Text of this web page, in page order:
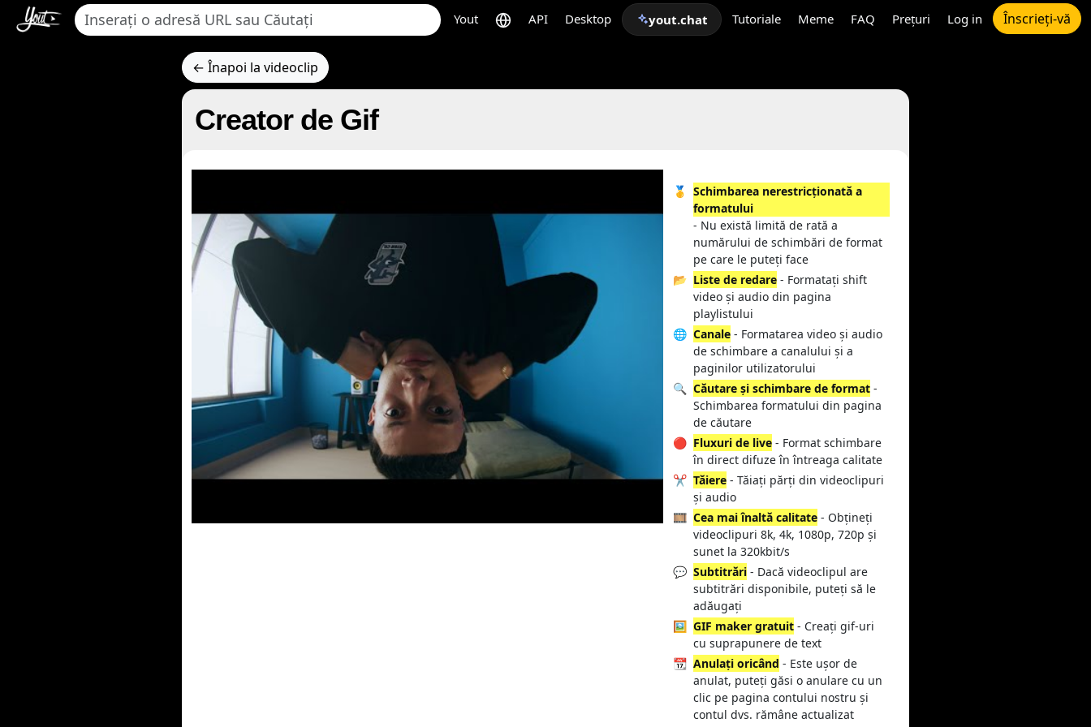
Yout API Desktop yout.chat Tutoriale Meme FAQ Prețuri Log in Înscrieți-vă
← Înapoi la videoclip
Creator de Gif
🥇 Schimbarea nerestricționată a
formatului
- Nu există limită de rată a
numărului de schimbări de format
pe care le puteți face
📂 Liste de redare - Formatați shift
video și audio din pagina
playlistului
🌐 Canale - Formatarea video și audio
de schimbare a canalului și a
paginilor utilizatorului
🔍 Căutare și schimbare de format -
Schimbarea formatului din pagina
de căutare
🔴 Fluxuri de live - Format schimbare
în direct difuze în întreaga calitate
✂️ Tăiere - Tăiați părți din videoclipuri
și audio
🎞️ Cea mai înaltă calitate - Obțineți
videoclipuri 8k, 4k, 1080p, 720p și
sunet la 320kbit/s
💬 Subtitrări - Dacă videoclipul are
subtitrări disponibile, puteți să le
adăugați
🖼️ GIF maker gratuit - Creați gif-uri
cu suprapunere de text
📆 Anulați oricând - Este ușor de
anulat, puteți găsi o anulare cu un
clic pe pagina contului nostru și
contul dvs. rămâne actualizat